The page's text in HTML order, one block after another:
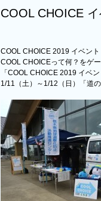
COOL CHOICE
COOL CHOICE 2019 イベン
COOL CHOICEって何？をゲ
「COOL CHOICE 2019 イベ
1/11（土）～1/12（日）「道